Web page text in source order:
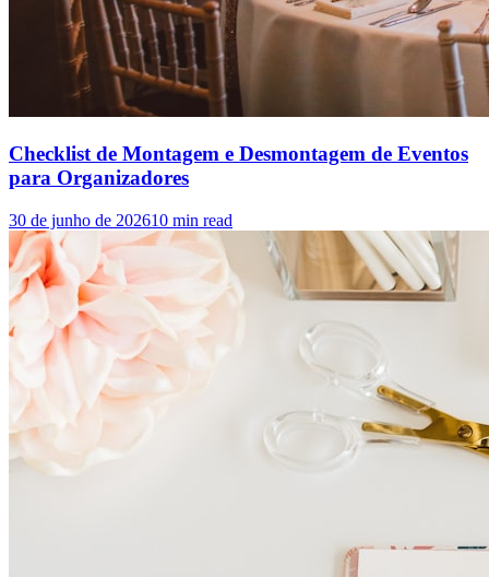
Checklist de Montagem e Desmontagem de Eventos
para Organizadores
30 de junho de 202610 min read